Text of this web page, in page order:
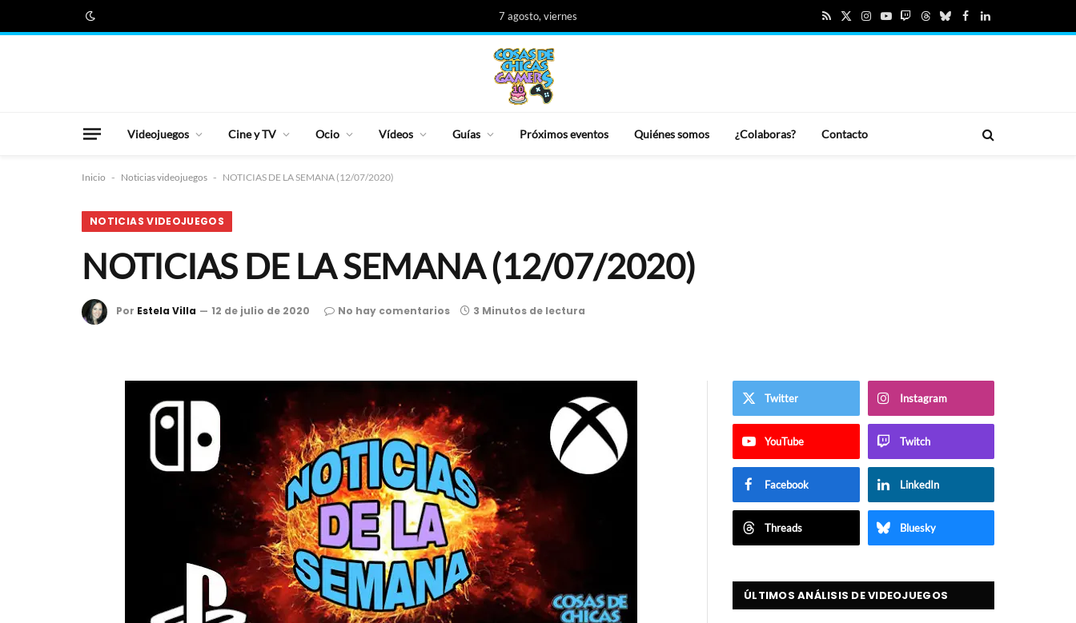
7 agosto, viernes
RSSX
Instagram
YouTube
TwitchThreadsBlueskyFacebook
LinkedIn
Videojuegos Cine y TV Ocio Vídeos Guías Próximos eventos Quiénes somos ¿Colaboras? Contacto
Inicio - Noticias videojuegos - NOTICIAS DE LA SEMANA (12/07/2020)
NOTICIAS VIDEOJUEGOS
NOTICIAS DE LA SEMANA (12/07/2020)
Por Estela Villa 12 de julio de 2020 No hay comentarios 3 Minutos de lectura
Twitter Instagram
YouTube Twitch
Facebook LinkedIn
Threads Bluesky
ÚLTIMOS ANÁLISIS DE VIDEOJUEGOS